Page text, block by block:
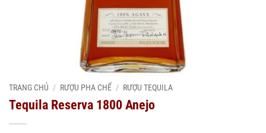
TRANG CHỦ / RƯỢU PHA CHẾ / RƯỢU TEQUILA
Tequila Reserva 1800 Anejo